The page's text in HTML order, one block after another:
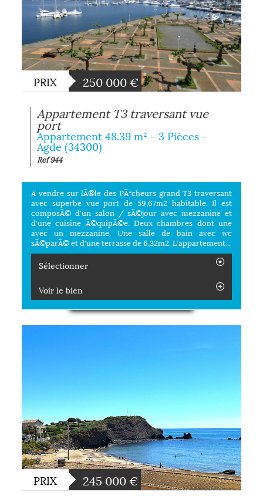
PRIX 250 000€
Appartement T3 traversant vue
port
Appartement 48.39 m² - 3 Pièces -
Agde (34300)
Ref 944
A vendre sur lÃ®le des PÃªcheurs grand T3 traversant
avec superbe vue port de 59,67m2 habitable. Il est
composÃ© d'un salon / sÃ©jour avec mezzanine et
d'une cuisine Ã©quipÃ©e. Deux chambres dont une
avec un mezzanine. Une salle de bain avec wc
sÃ©parÃ© et d'une terrasse de 6,32m2. L'appartement...
Sélectionner
Voir le bien
PRIX 245 000€